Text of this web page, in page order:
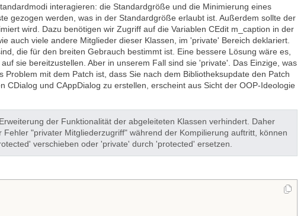
interagieren: die Standardgröße und die Minimierung eines
gezogen werden, was in der Standardgröße erlaubt ist. Außerdem sollte der
wird. Dazu benötigen wir Zugriff auf die Variablen CEdit m_caption in der
auch viele andere Mitglieder dieser Klassen, im 'private' Bereich deklariert.
die für den breiten Gebrauch bestimmt ist. Eine bessere Lösung wäre es,
sie bereitzustellen. Aber in unserem Fall sind sie 'private'. Das Einzige, was
mit dem Patch ist, dass Sie nach dem Bibliotheksupdate den Patch
und CAppDialog zu erstellen, erscheint aus Sicht der OOP-Ideologie
der Funktionalität der abgeleiteten Klassen verhindert. Daher
"privater Mitgliederzugriff" während der Kompilierung auftritt, können
verschieben oder 'private' durch 'protected' ersetzen.